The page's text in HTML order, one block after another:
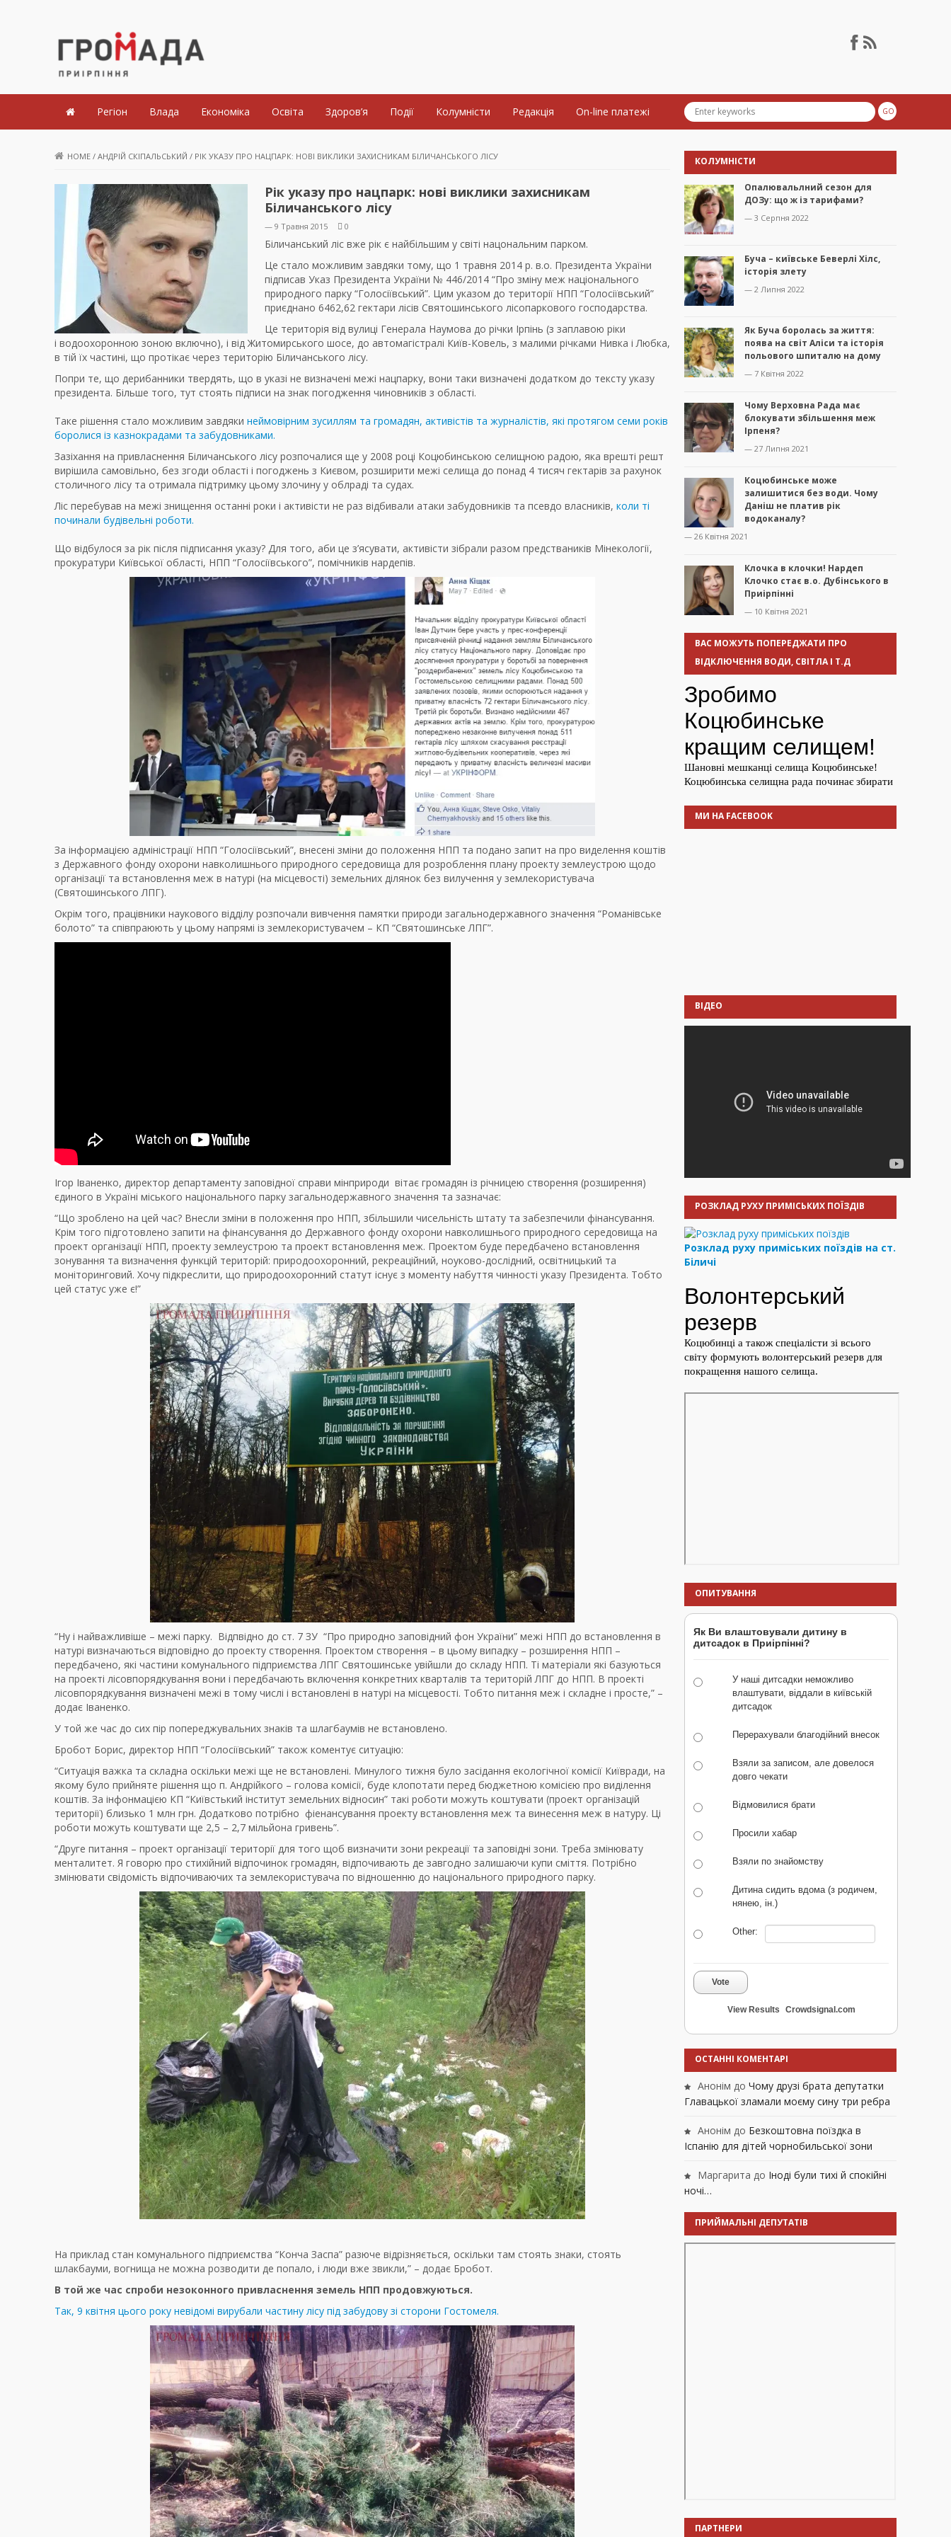
Громада Приірпіння
Регіон Влада Економіка Освіта Здоров’я Події Колумністи Редакція On-line платежі
HOME / АНДРІЙ СКІПАЛЬСЬКИЙ / РІК УКАЗУ ПРО НАЦПАРК: НОВІ ВИКЛИКИ ЗАХИСНИКАМ БІЛИЧАНСЬКОГО ЛІСУ
Рік указу про нацпарк: нові виклики захисникам
Біличанського лісу
— 9 Травня 2015 0
Біличанський ліс вже рік є найбільшим у світі нацональним парком.
Це стало можливим завдяки тому, що 1 травня 2014 р. в.о. Президента України
підписав Указ Президента України № 446/2014 “Про зміну меж національного
природного парку “Голосіївський”. Цим указом до території НПП “Голосіївський”
приєднано 6462,62 гектари лісів Святошинського лісопаркового господарства.
Це територія від вулиці Генерала Наумова до річки Ірпінь (з заплавою ріки
і водоохоронною зоною включно), і від Житомирського шосе, до автомагістралі Київ-Ковель, з малими річками Нивка і Любка,
в тій їх частині, що протікає через територію Біличанського лісу.
Попри те, що дерибанники твердять, що в указі не визначені межі нацпарку, вони таки визначені додатком до тексту указу
президента. Більше того, тут стоять підписи на знак погодження чиновників з області.
Таке рішення стало можливим завдяки неймовірним зусиллям та громадян, активістів та журналістів, які протягом семи років
боролися із казнокрадами та забудовниками.
Зазіхання на привласнення Біличанського лісу розпочалися ще у 2008 році Коцюбинською селищною радою, яка врешті решт
вирішила cамовільно, без згоди області і погоджень з Києвом, розширити межі селища до понад 4 тисяч гектарів за рахунок
столичного лісу та отримала підтримку цьому злочину у облраді та судах.
Ліс перебував на межі знищення останні роки і активісти не раз відбивали атаки забудовників та псевдо власників, коли ті
починали будівельні роботи.
Що відбулося за рік після підписання указу? Для того, аби це з’ясувати, активісти зібрали разом предстваників Мінекології,
прокуратури Київської області, НПП “Голосіївського”, помічників нардепів.
За інформацією адміністрації НПП “Голосіївський”, внесені зміни до положення НПП та подано запит на про виделення коштів
з Державного фонду охорони навколишнього природного середовища для розроблення плану проекту землеустрою щодо
організації та встановлення меж в натурі (на місцевості) земельних ділянок без вилучення у землекористувача
(Святошинського ЛПГ).
Окрім того, працівники наукового відділу розпочали вивчення памятки природи загальнодержавного значення “Романівське
болото” та співпраюють у цьому напрямі із землекористувачем – КП “Святошинське ЛПГ”.
Ігор Іваненко, директор департаменту заповідної справи мінприроди вітає громадян із річницею створення (розширення)
єдиного в Україні міського національного парку загальнодержавного значення та зазначає:
“Що зроблено на цей час? Внесли зміни в положення про НПП, збільшили чисельність штату та забезпечили фінансування.
Крім того підготовлено запити на фінансування до Державного фонду охорони навколишнього природного середовища на
проект організації НПП, проекту землеустрою та проект встановлення меж. Проектом буде передбачено встановлення
зонування та визначення функцій територій: природоохоронний, рекреаційний, ноуково-дослідний, освітницький та
моніторинговий. Хочу підкреслити, що природоохоронний статут існує з моменту набуття чинності указу Президента. Тобто
цей статус уже є!”
“Ну і найважливіше – межі парку. Відпвідно до ст. 7 ЗУ “Про природно заповідний фон України” межі НПП до встановлення в
натурі визначаються відповідно до проекту створення. Проектом створення – в цьому випадку – розширення НПП –
передбачено, які частини комунального підприємства ЛПГ Святошинське увійшли до складу НПП. Ті матеріали які базуються
на проекті лісовпорядкування вони і передбачають включення конкретних кварталів та територій ЛПГ до НПП. В проекті
лісовпорядкування визначені межі в тому числі і встановлені в натурі на місцевості. Тобто питання меж і складне і просте,” –
додає Іваненко.
У той же час до сих пір попереджувальних знаків та шлагбаумів не встановлено.
Бробот Борис, директор НПП “Голосіївський” також коментує ситуацію:
“Ситуація важка та складна оскільки межі ще не встановлені. Минулого тижня було засідання екологічної комісії Київради, на
якому було прийняте рішення що п. Андрійкого – голова комісії, буде клопотати перед бюджетною комісією про виділення
коштів. За інфонмацією КП “Київстький інститут земельних відносин” такі роботи можуть коштувати (проект організацій
території) близько 1 млн грн. Додатково потрібно фіенансування проекту встановлення меж та винесення меж в натуру. Ці
роботи можуть коштувати ще 2,5 – 2,7 мільйона гривень”.
“Друге питання – проект організації території для того щоб визначити зони рекреації та заповідні зони. Треба змінювату
менталитет. Я говорю про стихійний відпочинок громадян, відпочивають де завгодно залишаючи купи сміття. Потрібно
змінювати свідомість відпочиваючих та землекористувача по відношенню до національного природного парку.
На приклад стан комунального підприємства “Конча Заспа” разюче відрізняється, оскільки там стоять знаки, стоять
шлакбауми, вогнища не можна розводити де попало, і люди вже звикли,” – додає Бробот.
В той же час спроби незоконного привласнення земель НПП продовжуються.
Так, 9 квітня цього року невідомі вирубали частину лісу під забудову зі сторони Гостомеля.
КОЛУМНІСТИ
Опалювальлний сезон для
ДОЗу: що ж із тарифами?
— 3 Серпня 2022
Буча – київське Беверлі Хілс,
історія злету
— 2 Липня 2022
Як Буча боролась за життя:
поява на світ Аліси та історія
польового шпиталю на дому
— 7 Квітня 2022
Чому Верховна Рада має
блокувати збільшення меж
Ірпеня?
— 27 Липня 2021
Коцюбинське може
залишитися без води. Чому
Даніш не платив рік
водоканалу?
— 26 Квітня 2021
Клочка в клочки! Нардеп
Клочко стає в.о. Дубінського в
Приірпінні
— 10 Квітня 2021
ВАС МОЖУТЬ ПОПЕРЕДЖАТИ ПРО
ВІДКЛЮЧЕННЯ ВОДИ, СВІТЛА І Т.Д
МИ НА FACEBOOK
ВІДЕО
РОЗКЛАД РУХУ ПРИМІСЬКИХ ПОЇЗДІВ
Розклад руху приміських поїздів на ст.
Біличі
ОПИТУВАННЯ
Як Ви влаштовували дитину в
дитсадок в Приірпінні?
У наші дитсадки неможливо
влаштувати, віддали в київській
дитсадок
Перерахували благодійний внесок
Взяли за записом, але довелося
довго чекати
Відмовилися брати
Просили хабар
Взяли по знайомству
Дитина сидить вдома (з родичем,
нянею, ін.)
Other:
Vote
View Results Crowdsignal.com
ОСТАННІ КОМЕНТАРІ
Анонім до Чому друзі брата депутатки
Главацької зламали моєму сину три ребра
Анонім до Безкоштовна поїздка в
Іспанію для дітей чорнобильської зони
Маргарита до Іноді були тихі й спокійні
ночі…
ПРИЙМАЛЬНІ ДЕПУТАТІВ
ПАРТНЕРИ